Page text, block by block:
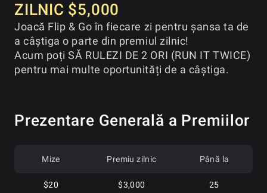
ZILNIC $5,000
Joacă Flip & Go în fiecare zi pentru șansa ta de
a câștiga o parte din premiul zilnic!
Acum poți SĂ RULEZI DE 2 ORI (RUN IT TWICE)
pentru mai multe oportunități de a câștiga.
Prezentare Generală a Premiilor
Mize Premiu zilnic Până la
$20 $3,000 25